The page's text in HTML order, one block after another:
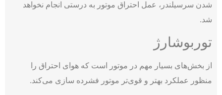
شدن سرسیلندر، عمل احتراق موتور به درستی انجام نخواهد
شد.
توربوشارژ
از بخش‌های بسیار مهم در موتور است که هوای احتراق را
منظور عملکرد بهتر و قوی‌تر موتور فشرده سازی می‌کند.